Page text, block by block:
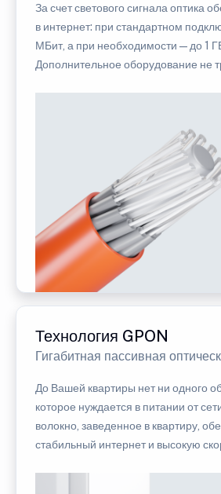
За счет светового сигнала оптика
в интернет: при стандартном
МБит, а при необходимости — до 1
Дополнительное оборудование не
Технология GPON
Гигабитная пассивная
До Вашей квартиры нет ни одного
которое нуждается в питании от
волокно, заведенное в квартиру,
стабильный интернет и высокую